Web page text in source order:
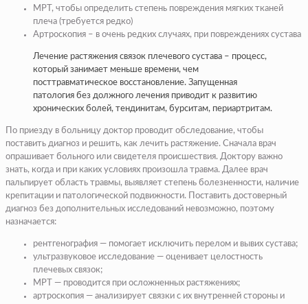
МРТ, чтобы определить степень повреждения мягких тканей
плеча (требуется редко)
Артроскопия – в очень редких случаях, при повреждениях сустава
Лечение растяжения связок плечевого сустава – процесс,
который занимает меньше времени, чем
посттравматическое восстановление. Запущенная
патология без должного лечения приводит к развитию
хронических болей, тендинитам, бурситам, периартритам.
По приезду в больницу доктор проводит обследование, чтобы
поставить диагноз и решить, как лечить растяжение. Сначала врач
опрашивает больного или свидетеля происшествия. Доктору важно
знать, когда и при каких условиях произошла травма. Далее врач
пальпирует область травмы, выявляет степень болезненности, наличие
крепитации и патологической подвижности. Поставить достоверный
диагноз без дополнительных исследований невозможно, поэтому
назначается:
рентгенография — помогает исключить перелом и вывих сустава;
ультразвуковое исследование — оценивает целостность
плечевых связок;
МРТ — проводится при осложненных растяжениях;
артроскопия — анализирует связки с их внутренней стороны и